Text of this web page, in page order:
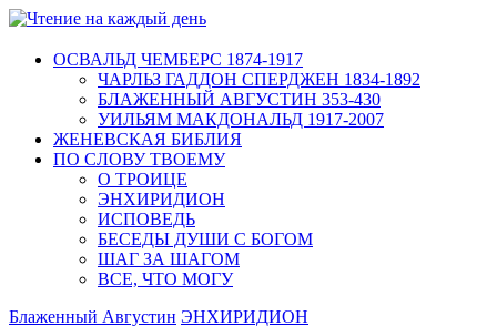
ОСВАЛЬД ЧЕМБЕРС 1874-1917
ЧАРЛЬЗ ГАДДОН СПЕРДЖЕН 1834-1892
БЛАЖЕННЫЙ АВГУСТИН 353-430
УИЛЬЯМ МАКДОНАЛЬД 1917-2007
ЖЕНЕВСКАЯ БИБЛИЯ
ПО СЛОВУ ТВОЕМУ
О ТРОИЦЕ
ЭНХИРИДИОН
ИСПОВЕДЬ
БЕСЕДЫ ДУШИ С БОГОМ
ШАГ ЗА ШАГОМ
ВСЕ, ЧТО МОГУ
Блаженный Августин ЭНХИРИДИОН